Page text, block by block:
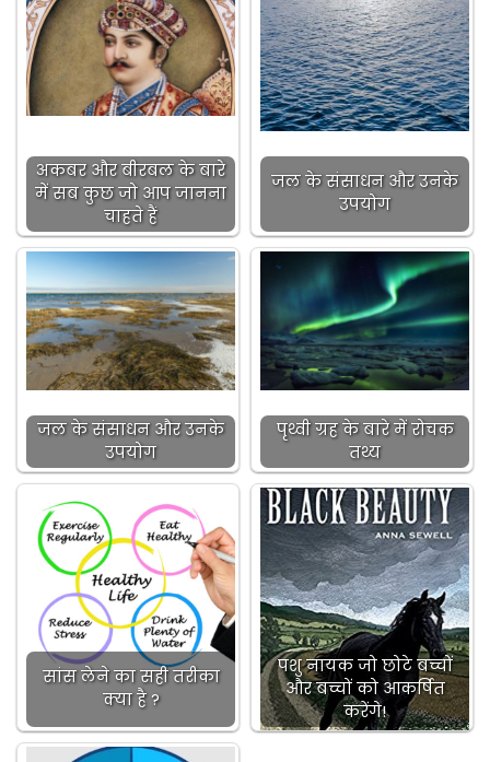
अकबर और बीरबल के बारे
में सब कुछ जो आप जानना
चाहते हैं
जल के संसाधन और उनके
उपयोग
जल के संसाधन और उनके
उपयोग
पृथ्वी ग्रह के बारे में रोचक
तथ्य
सांस लेने का सही तरीका
क्या है ?
पशु नायक जो छोटे बच्चों
और बच्चों को आकर्षित
करेंगे!